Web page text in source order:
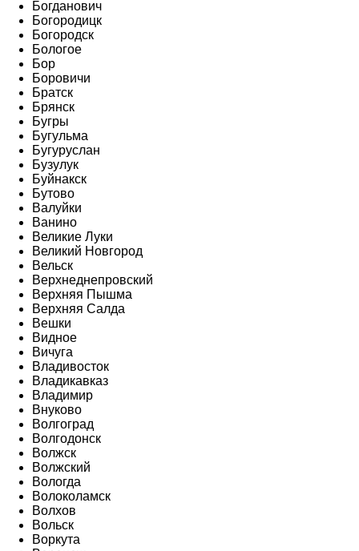
Богданович
Богородицк
Богородск
Бологое
Бор
Боровичи
Братск
Брянск
Бугры
Бугульма
Бугуруслан
Бузулук
Буйнакск
Бутово
Валуйки
Ванино
Великие Луки
Великий Новгород
Вельск
Верхнеднепровский
Верхняя Пышма
Верхняя Салда
Вешки
Видное
Вичуга
Владивосток
Владикавказ
Владимир
Внуково
Волгоград
Волгодонск
Волжск
Волжский
Вологда
Волоколамск
Волхов
Вольск
Воркута